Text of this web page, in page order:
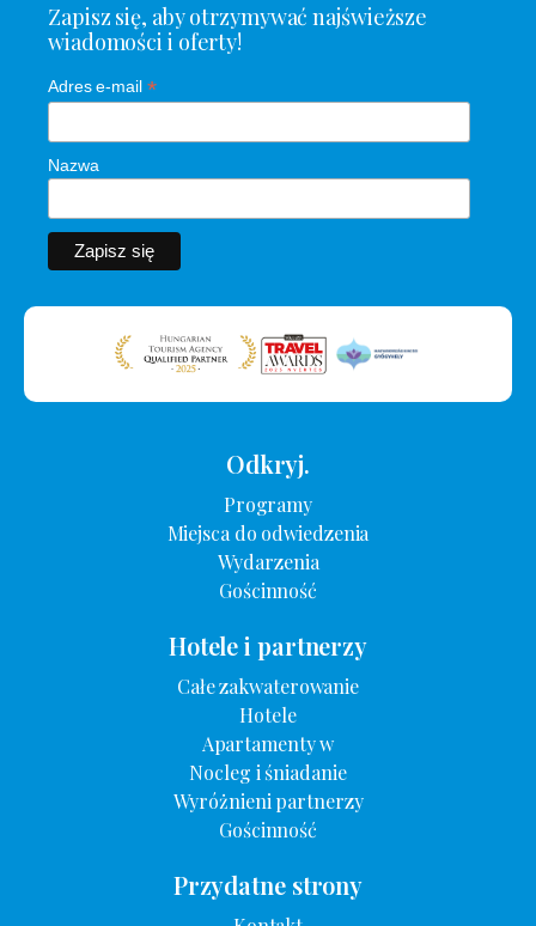
Zapisz się, aby otrzymywać najświeższe
wiadomości i oferty!
Adres e-mail *
Nazwa
Odkryj.
Programy
Miejsca do odwiedzenia
Wydarzenia
Gościnność
Hotele i partnerzy
Całe zakwaterowanie
Hotele
Apartamenty w
Nocleg i śniadanie
Wyróżnieni partnerzy
Gościnność
Przydatne strony